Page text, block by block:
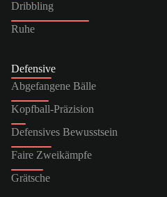
Dribbling
Ruhe
Defensive
Abgefangene Bälle
Kopfball-Präzision
Defensives Bewusstsein
Faire Zweikämpfe
Grätsche